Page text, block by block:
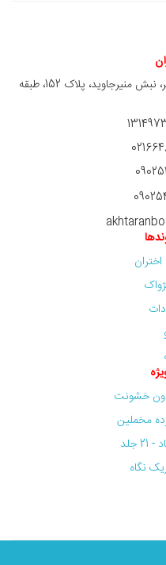
آدرس: خیابان کارگر جنوبی، خیابان روانمهر، نبش منیرجاوید، پلاک 152، طبقه
خشونت
مخملین
نگاه